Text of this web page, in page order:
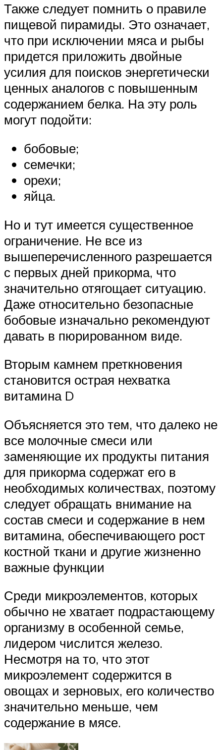
Также следует помнить о правиле
пищевой пирамиды. Это означает,
что при исключении мяса и рыбы
придется приложить двойные
усилия для поисков энергетически
ценных аналогов с повышенным
содержанием белка. На эту роль
могут подойти:
бобовые;
семечки;
орехи;
яйца.
Но и тут имеется существенное
ограничение. Не все из
вышеперечисленного разрешается
с первых дней прикорма, что
значительно отягощает ситуацию.
Даже относительно безопасные
бобовые изначально рекомендуют
давать в пюрированном виде.
Вторым камнем преткновения
становится острая нехватка
витамина D
Объясняется это тем, что далеко не
все молочные смеси или
заменяющие их продукты питания
для прикорма содержат его в
необходимых количествах, поэтому
следует обращать внимание на
состав смеси и содержание в нем
витамина, обеспечивающего рост
костной ткани и другие жизненно
важные функции
Среди микроэлементов, которых
обычно не хватает подрастающему
организму в особенной семье,
лидером числится железо.
Несмотря на то, что этот
микроэлемент содержится в
овощах и зерновых, его количество
значительно меньше, чем
содержание в мясе.